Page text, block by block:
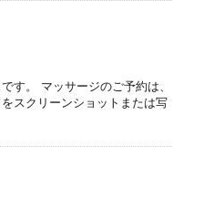
す。 マッサージのご予約は、
スクリーンショットまたは写